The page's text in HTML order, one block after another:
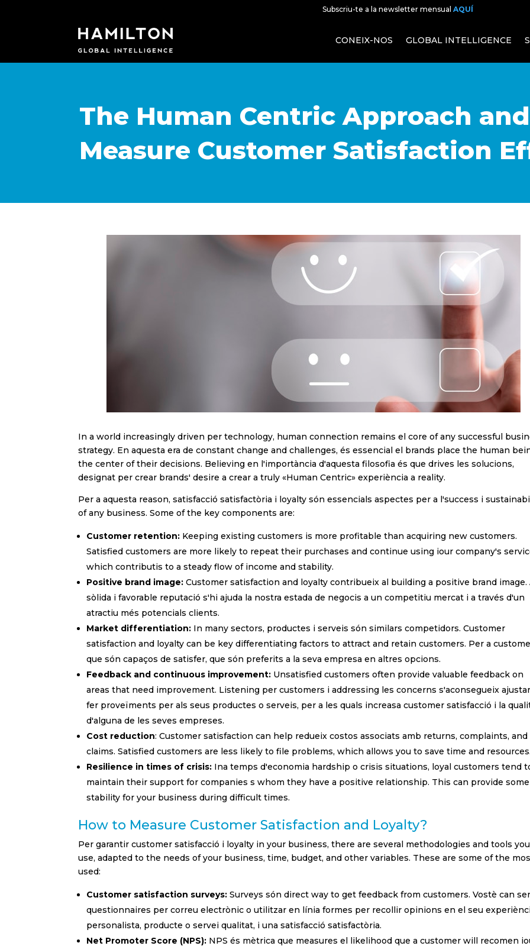
Subscriu-te a la newsletter mensual AQUÍ
CONEIX-NOS GLOBAL INTELLIGENCE
The Human Centric Approach
Measure Customer Satisfaction
In a world increasingly driven per technology, human connection remains el core of any successful
strategy. En aquesta era de constant change and challenges, és essencial el brands place the human
the center of their decisions. Believing en l'importància d'aquesta filosofia és que drives les solucions,
designat per crear brands' desire a crear a truly «Human Centric» experiència a reality.
Per a aquesta reason, satisfacció satisfactòria i loyalty són essencials aspectes per a l'success i
of any business. Some of the key components are:
Customer retention: Keeping existing customers is more profitable than acquiring new customers.
Satisfied customers are more likely to repeat their purchases and continue using iour company's
which contributis to a steady flow of income and stability.
Positive brand image: Customer satisfaction and loyalty contribueix al building a positive brand image.
sòlida i favorable reputació s'hi ajuda la nostra estada de negocis a un competitiu mercat i a través d'un
atractiu més potencials clients.
Market differentiation: In many sectors, productes i serveis són similars competidors. Customer
satisfaction and loyalty can be key differentiating factors to attract and retain customers. Per a
que són capaços de satisfer, que són preferits a la seva empresa en altres opcions.
Feedback and continuous improvement: Unsatisfied customers often provide valuable feedback on
areas that need improvement. Listening per customers i addressing les concerns s'aconsegueix
fer proveïments per als seus productes o serveis, per a les quals increasa customer satisfacció i la
d'alguna de les seves empreses.
Cost reduction: Customer satisfaction can help redueix costos associats amb returns, complaints, and
claims. Satisfied customers are less likely to file problems, which allows you to save time and resources.
Resilience in times of crisis: Ina temps d'economia hardship o crisis situations, loyal customers tend
maintain their support for companies s whom they have a positive relationship. This can provide some
stability for your business during difficult times.
How to Measure Customer Satisfaction and Loyalty?
Per garantir customer satisfacció i loyalty in your business, there are several methodologies and tools
use, adapted to the needs of your business, time, budget, and other variables. These are some of the
used:
Customer satisfaction surveys: Surveys són direct way to get feedback from customers. Vostè can
questionnaires per correu electrònic o utilitzar en línia formes per recollir opinions en el seu
personalista, producte o servei qualitat, i una satisfacció satisfactòria.
Net Promoter Score (NPS): NPS és mètrica que measures el likelihood que a customer will recomen
Subscriu-te a la nostra
Amb elresum mensualde les
més rellevants del sector
Prefereixo rebre Newsletter a
Espanyol
English
Sector laboral
Banca & Assegurances
Educació
FMCG (Béns de Gran Consum)